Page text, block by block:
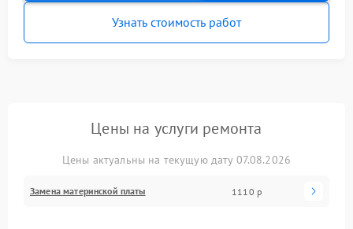
Узнать стоимость работ
Цены на услуги ремонта
Цены актуальны на текущую дату 07.08.2026
Замена материнской платы 1110 р